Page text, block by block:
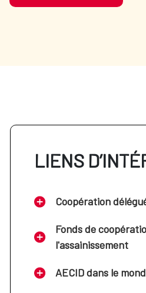
LIENS
Coopération
Fonds de
l'assainissement
AECID dans le